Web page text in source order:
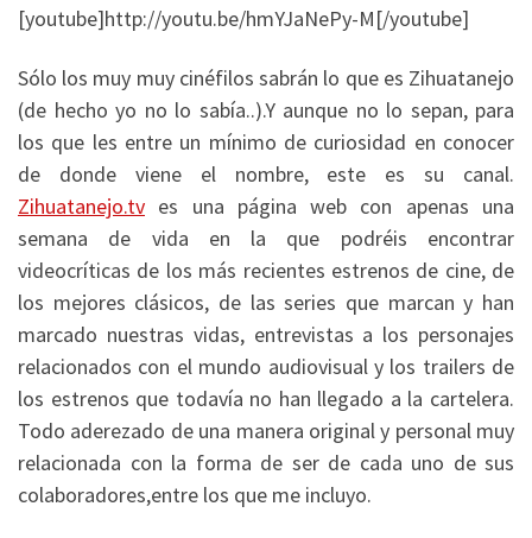
[youtube]http://youtu.be/hmYJaNePy-M[/youtube]
Sólo los muy muy cinéfilos sabrán lo que es Zihuatanejo
(de hecho yo no lo sabía..).Y aunque no lo sepan, para
los que les entre un mínimo de curiosidad en conocer
de donde viene el nombre, este es su canal.
Zihuatanejo.tv es una página web con apenas una
semana de vida en la que podréis encontrar
videocríticas de los más recientes estrenos de cine, de
los mejores clásicos, de las series que marcan y han
marcado nuestras vidas, entrevistas a los personajes
relacionados con el mundo audiovisual y los trailers de
los estrenos que todavía no han llegado a la cartelera.
Todo aderezado de una manera original y personal muy
relacionada con la forma de ser de cada uno de sus
colaboradores,entre los que me incluyo.